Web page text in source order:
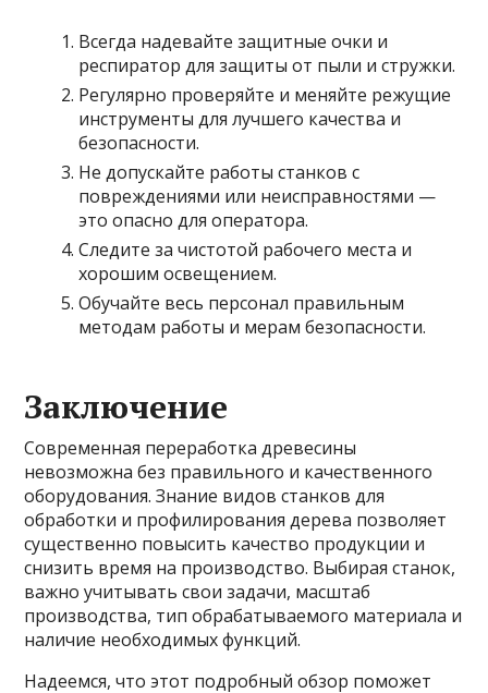
Всегда надевайте защитные очки и
респиратор для защиты от пыли и стружки.
Регулярно проверяйте и меняйте режущие
инструменты для лучшего качества и
безопасности.
Не допускайте работы станков с
повреждениями или неисправностями —
это опасно для оператора.
Следите за чистотой рабочего места и
хорошим освещением.
Обучайте весь персонал правильным
методам работы и мерам безопасности.
Заключение
Современная переработка древесины
невозможна без правильного и качественного
оборудования. Знание видов станков для
обработки и профилирования дерева позволяет
существенно повысить качество продукции и
снизить время на производство. Выбирая станок,
важно учитывать свои задачи, масштаб
производства, тип обрабатываемого материала и
наличие необходимых функций.
Надеемся, что этот подробный обзор поможет